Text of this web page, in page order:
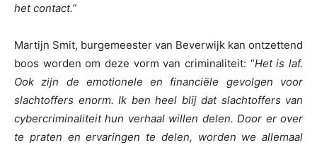
het contact.”
Martijn Smit, burgemeester van Beverwijk kan ontzettend
boos worden om deze vorm van criminaliteit: “Het is laf.
Ook zijn de emotionele en financiële gevolgen voor
slachtoffers enorm. Ik ben heel blij dat slachtoffers van
cybercriminaliteit hun verhaal willen delen. Door er over
te praten en ervaringen te delen, worden we allemaal